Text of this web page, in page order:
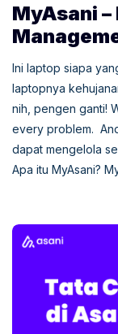
MyAsani
Ini laptop siapa
laptopnya
nih, pengen ganti!
every problem.
dapat mengelola
Apa itu MyAsani?